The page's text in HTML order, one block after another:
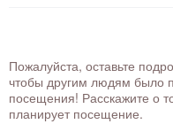
Пожалуйста, оставьте
чтобы другим людям было
посещения! Расскажите о
планирует посещение.